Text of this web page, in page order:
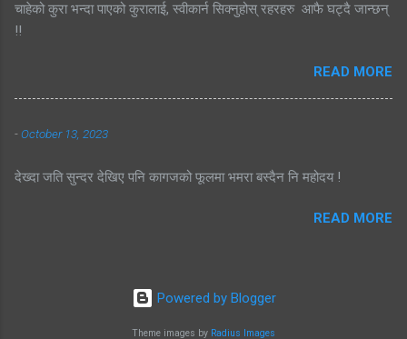
चाहेको कुरा भन्दा पाएको कुरालाई, स्वीकार्न सिक्नुहोस् रहरहरु आफै घट्दै जान्छन्
!!
READ MORE
-October 13, 2023
देख्दा जति सुन्दर देखिए पनि कागजको फूलमा भमरा बस्दैन नि महोदय !
READ MORE
Powered by Blogger
Theme images by Radius Images